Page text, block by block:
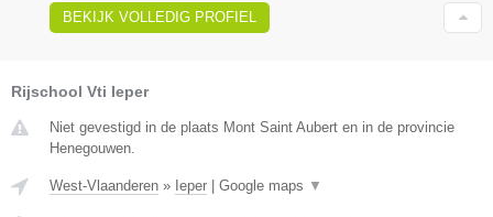
BEKIJK VOLLEDIG PROFIEL
Rijschool Vti Ieper
Niet gevestigd in de plaats Mont Saint Aubert en in de provincie
Henegouwen.
West-Vlaanderen » Ieper Google maps ▼